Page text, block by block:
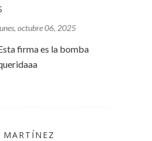
octubre 06, 2025
firma es la bomba
MARTÍNEZ